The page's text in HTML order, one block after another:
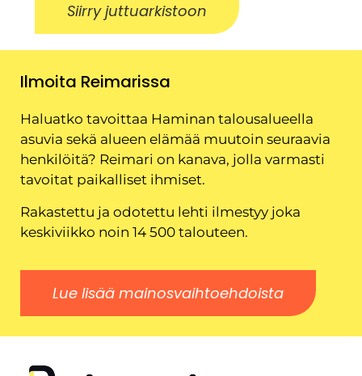
Siirry juttuarkistoon
Ilmoita Reimarissa
Haluatko tavoittaa Haminan talousalueella
asuvia sekä alueen elämää muutoin seuraavia
henkilöitä? Reimari on kanava, jolla varmasti
tavoitat paikalliset ihmiset.
Rakastettu ja odotettu lehti ilmestyy joka
keskiviikko noin 14 500 talouteen.
Lue lisää mainosvaihtoehdoista